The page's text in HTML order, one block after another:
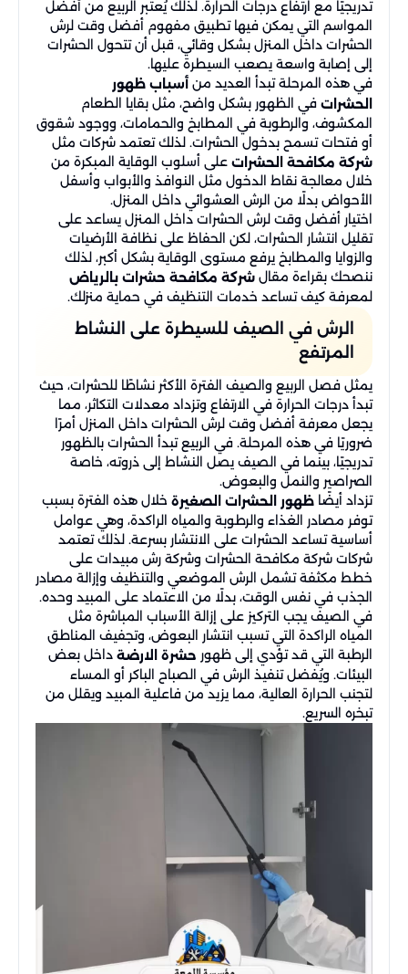
تدريجيًا مع ارتفاع درجات الحرارة. لذلك يُعتبر الربيع من أفضل
المواسم التي يمكن فيها تطبيق مفهوم أفضل وقت لرش
الحشرات داخل المنزل بشكل وقائي، قبل أن تتحول الحشرات
إلى إصابة واسعة يصعب السيطرة عليها.
في هذه المرحلة تبدأ العديد من أسباب ظهور
الحشرات في الظهور بشكل واضح، مثل بقايا الطعام
المكشوف، والرطوبة في المطابخ والحمامات، ووجود شقوق
أو فتحات تسمح بدخول الحشرات. لذلك تعتمد شركات مثل
شركة مكافحة الحشرات على أسلوب الوقاية المبكرة من
خلال معالجة نقاط الدخول مثل النوافذ والأبواب وأسفل
الأحواض بدلًا من الرش العشوائي داخل المنزل.
اختيار أفضل وقت لرش الحشرات داخل المنزل يساعد على
تقليل انتشار الحشرات، لكن الحفاظ على نظافة الأرضيات
والزوايا والمطابخ يرفع مستوى الوقاية بشكل أكبر، لذلك
ننصحك بقراءة مقال شركة مكافحة حشرات بالرياض
لمعرفة كيف تساعد خدمات التنظيف في حماية منزلك.
الرش في الصيف للسيطرة على النشاط
المرتفع
يمثل فصل الربيع والصيف الفترة الأكثر نشاطًا للحشرات، حيث
تبدأ درجات الحرارة في الارتفاع وتزداد معدلات التكاثر، مما
يجعل معرفة أفضل وقت لرش الحشرات داخل المنزل أمرًا
ضروريًا في هذه المرحلة. في الربيع تبدأ الحشرات بالظهور
تدريجيًا، بينما في الصيف يصل النشاط إلى ذروته، خاصة
الصراصير والنمل والبعوض.
تزداد أيضًا ظهور الحشرات الصغيرة خلال هذه الفترة بسبب
توفر مصادر الغذاء والرطوبة والمياه الراكدة، وهي عوامل
أساسية تساعد الحشرات على الانتشار بسرعة. لذلك تعتمد
شركات شركة مكافحة الحشرات وشركة رش مبيدات على
خطط مكثفة تشمل الرش الموضعي والتنظيف وإزالة مصادر
الجذب في نفس الوقت، بدلًا من الاعتماد على المبيد وحده.
في الصيف يجب التركيز على إزالة الأسباب المباشرة مثل
المياه الراكدة التي تسبب انتشار البعوض، وتجفيف المناطق
الرطبة التي قد تؤدي إلى ظهور حشرة الارضة داخل بعض
البيئات. ويُفضل تنفيذ الرش في الصباح الباكر أو المساء
لتجنب الحرارة العالية، مما يزيد من فاعلية المبيد ويقلل من
تبخره السريع.